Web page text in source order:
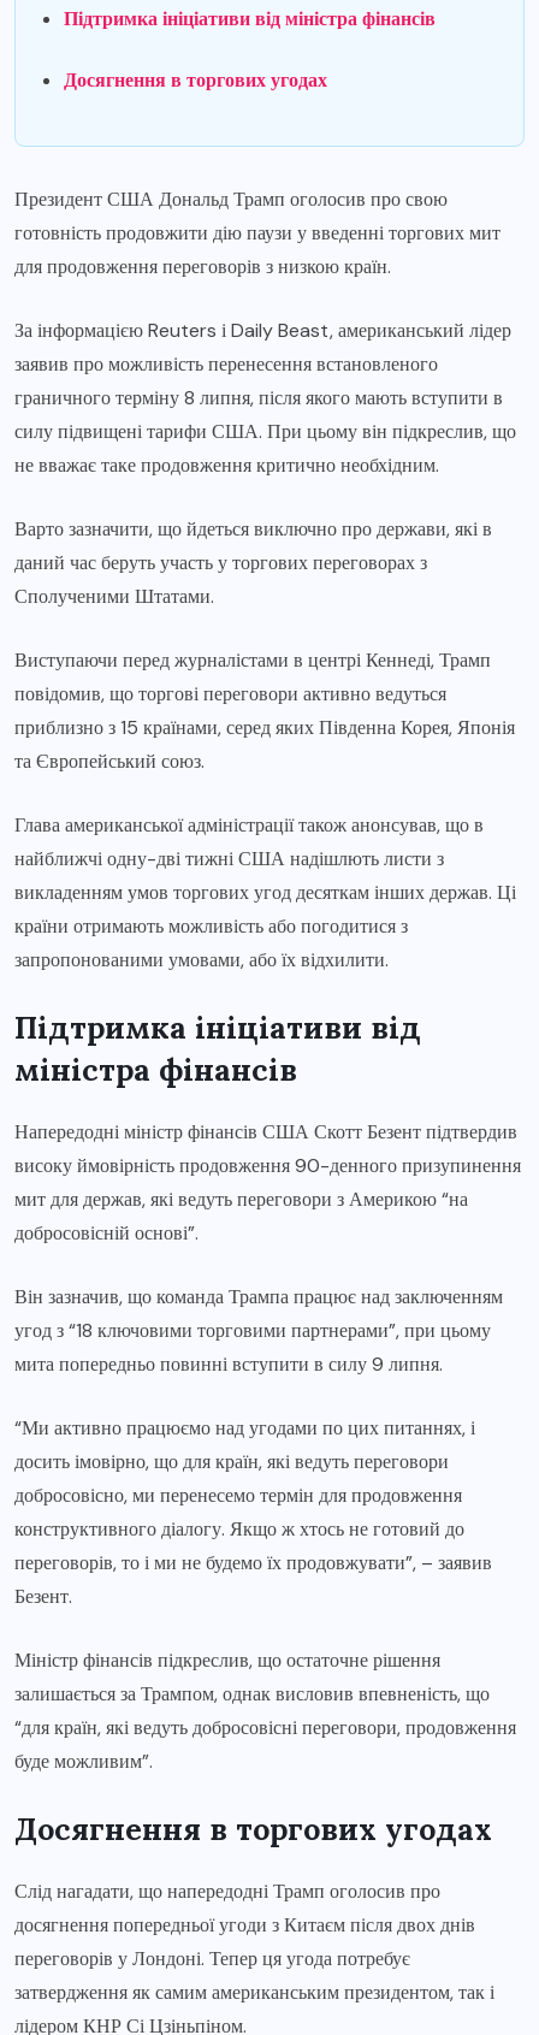
Підтримка ініціативи від міністра фінансів
Досягнення в торгових угодах
Президент США Дональд Трамп оголосив про свою
готовність продовжити дію паузи у введенні торгових мит
для продовження переговорів з низкою країн.
За інформацією Reuters і Daily Beast, американський лідер
заявив про можливість перенесення встановленого
граничного терміну 8 липня, після якого мають вступити в
силу підвищені тарифи США. При цьому він підкреслив, що
не вважає таке продовження критично необхідним.
Варто зазначити, що йдеться виключно про держави, які в
даний час беруть участь у торгових переговорах з
Сполученими Штатами.
Виступаючи перед журналістами в центрі Кеннеді, Трамп
повідомив, що торгові переговори активно ведуться
приблизно з 15 країнами, серед яких Південна Корея, Японія
та Європейський союз.
Глава американської адміністрації також анонсував, що в
найближчі одну-дві тижні США надішлють листи з
викладенням умов торгових угод десяткам інших держав. Ці
країни отримають можливість або погодитися з
запропонованими умовами, або їх відхилити.
Підтримка ініціативи від
міністра фінансів
Напередодні міністр фінансів США Скотт Безент підтвердив
високу ймовірність продовження 90-денного призупинення
мит для держав, які ведуть переговори з Америкою “на
добросовісній основі”.
Він зазначив, що команда Трампа працює над заключенням
угод з “18 ключовими торговими партнерами”, при цьому
мита попередньо повинні вступити в силу 9 липня.
“Ми активно працюємо над угодами по цих питаннях, і
досить імовірно, що для країн, які ведуть переговори
добросовісно, ми перенесемо термін для продовження
конструктивного діалогу. Якщо ж хтось не готовий до
переговорів, то і ми не будемо їх продовжувати”, – заявив
Безент.
Міністр фінансів підкреслив, що остаточне рішення
залишається за Трампом, однак висловив впевненість, що
“для країн, які ведуть добросовісні переговори, продовження
буде можливим”.
Досягнення в торгових угодах
Слід нагадати, що напередодні Трамп оголосив про
досягнення попередньої угоди з Китаєм після двох днів
переговорів у Лондоні. Тепер ця угода потребує
затвердження як самим американським президентом, так і
лідером КНР Сі Цзіньпіном.